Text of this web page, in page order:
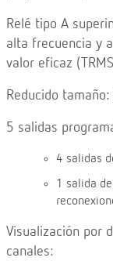
Relé tipo A
alta frecuencia y
valor eficaz
Reducido
5 salidas
4 salidas
1 salida
Visualización por
canales: